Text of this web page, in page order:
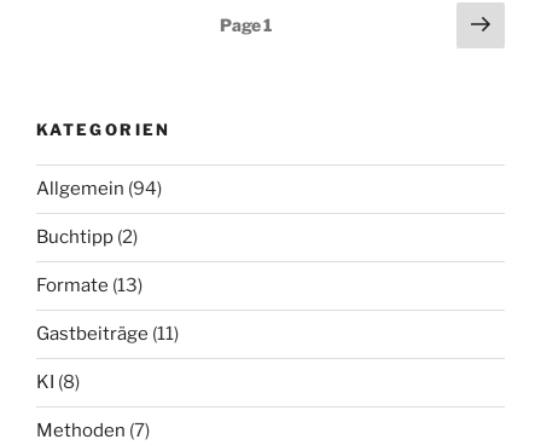
erstellen“
Seitennummerierung
Page1
Next
page
KATEGORIEN
Allgemein (94)
Buchtipp (2)
Formate (13)
Gastbeiträge (11)
KI (8)
Methoden (7)